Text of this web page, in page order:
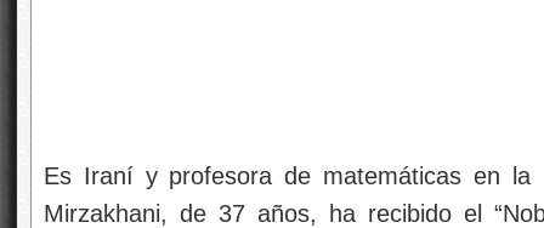
Es Iraní y profesora de matemáticas en la
Mirzakhani, de 37 años, ha recibido el